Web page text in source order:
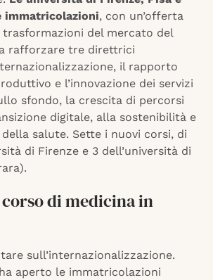
immatricolazioni, con un’offerta
trasformazioni del mercato del
rafforzare tre direttrici
il rapporto
e l’innovazione dei servizi
sfondo, la crescita di percorsi
digitale, alla sostenibilità e
salute. Sette i nuovi corsi, di
di Firenze e 3 dell’università di
di medicina in
sull’internazionalizzazione.
aperto le immatricolazioni